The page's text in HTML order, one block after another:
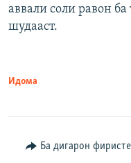
аввали соли равон
шудааст.
Идома
Ба дигарон